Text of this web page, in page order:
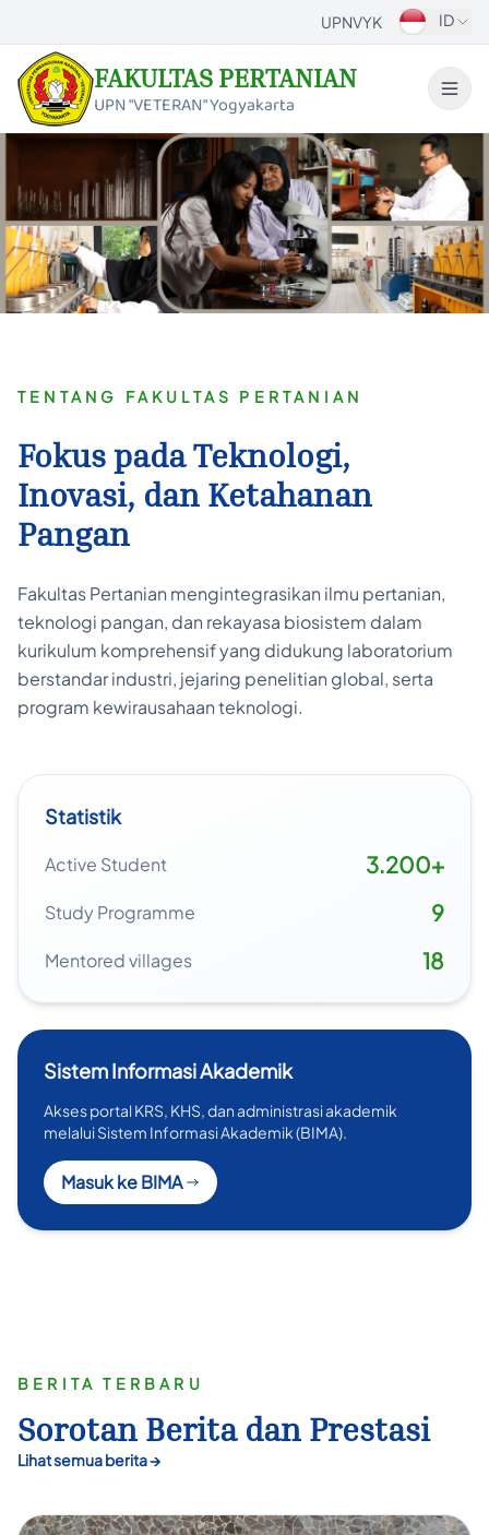
UPNVYK ID
FAKULTAS PERTANIAN
UPN "VETERAN" Yogyakarta
TENTANG FAKULTAS PERTANIAN
Fokus pada Teknologi,
Inovasi, dan Ketahanan
Pangan
Fakultas Pertanian mengintegrasikan ilmu pertanian,
teknologi pangan, dan rekayasa biosistem dalam
kurikulum komprehensif yang didukung laboratorium
berstandar industri, jejaring penelitian global, serta
program kewirausahaan teknologi.
Statistik
Active Student 3.200+
Study Programme 9
Mentored villages 18
Sistem Informasi Akademik
Akses portal KRS, KHS, dan administrasi akademik
melalui Sistem Informasi Akademik (BIMA).
Masuk ke BIMA
BERITA TERBARU
Sorotan Berita dan Prestasi
Lihat semua berita →